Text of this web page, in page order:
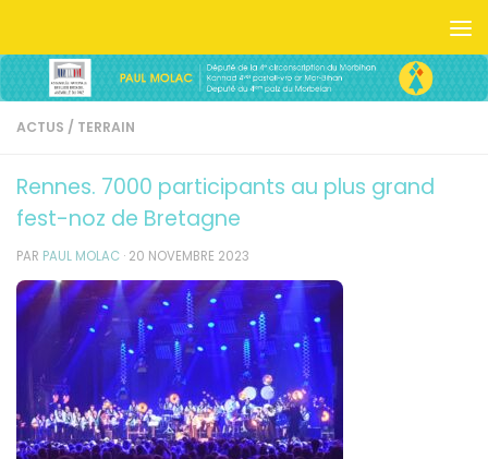
ACTUS / TERRAIN
Rennes. 7000 participants au plus grand
fest-noz de Bretagne
PAR PAUL MOLAC · 20 NOVEMBRE 2023